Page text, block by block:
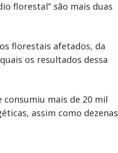
florestal” são mais duas
florestais afetados, da
os resultados dessa
mais de 20 mil
assim como dezenas